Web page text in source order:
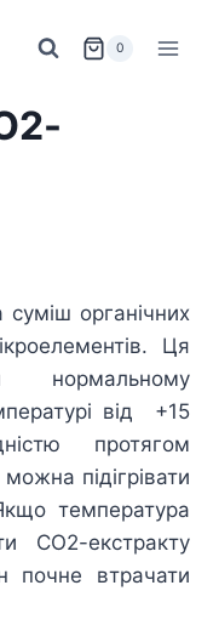
0
органічних
Ця
нормальному
від +15
протягом
підігрівати
температура
СО2-екстракту
почне втрачати